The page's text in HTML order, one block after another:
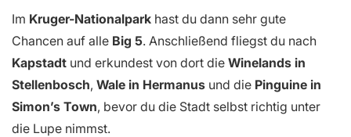
Im Kruger-Nationalpark hast du dann sehr gute
Chancen auf alle Big 5. Anschließend fliegst du nach
Kapstadt und erkundest von dort die Winelands in
Stellenbosch, Wale in Hermanus und die Pinguine in
Simon’s Town, bevor du die Stadt selbst richtig unter
die Lupe nimmst.